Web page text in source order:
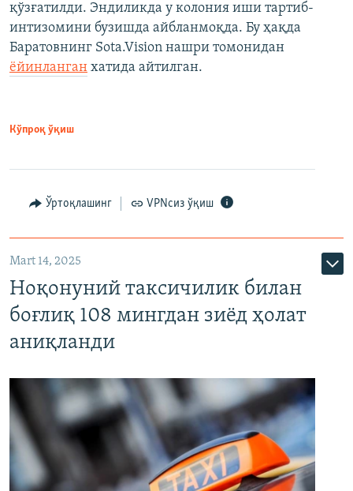
қўзғатилди. Эндиликда у колония иши тартиб-
интизомини бузишда айбланмоқда. Бу ҳақда
Баратовнинг Sota.Vision нашри томонидан
ёйинланган хатида айтилган.
Кўпроқ ўқиш
Ўртоқлашинг VPNсиз ўқиш
Mart 14, 2025
Ноқонуний таксичилик билан
боғлиқ 108 мингдан зиёд ҳолат
аниқланди